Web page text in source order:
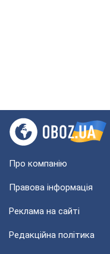
Про компанію
Правова інформація
Реклама на сайті
Редакційна політика